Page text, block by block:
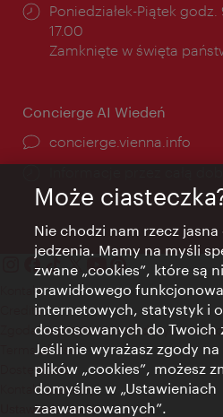
Godziny
otwarcia:
Poniedziałek-Piątek godz.
17.00
Zamknięte w święta
Concierge AI Wiedeń
concierge.vienna.info
Kontakt
Credits
Zgoda na przetwarzanie danych
Terms of Use
Dostępność
Kontakt prasowy
Ustawienia cookies
Może
Nie chodzi nam rzecz
jedzenia. Mamy na myśli
zwane „cookies”, które są
prawidłowego
internetowych, statystyk i
dostosowanych do Twoich
Jeśli nie wyrażasz zgody
plików „cookies”, możesz
domyślne w „Ustawieniach
zaawansowanych”.